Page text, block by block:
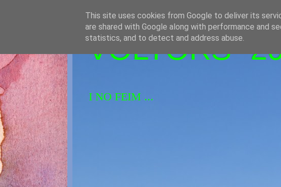
VOLTORS -
I NO FEIM ...
This site uses cookies from Google to deliver its
are shared with Google along with performance and
statistics, and to detect and address abuse.